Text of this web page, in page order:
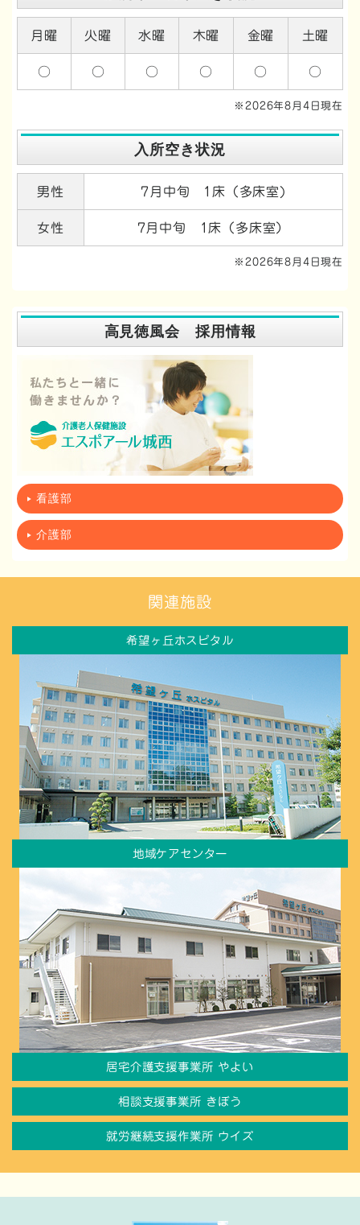
月曜 火曜 水曜 木曜 金曜 土曜
○ ○ ○ ○ ○ ○
※2026年8月4日現在
入所空き状況
男性 7月中旬 1床（多床室)
女性 7月中旬 1床（多床室）
※2026年8月4日現在
高見徳風会 採用情報
看護部
介護部
関連施設
希望ヶ丘ホスピタル
地域ケアセンター
居宅介護支援事業所 やよい
相談支援事業所 きぼう
就労継続支援作業所 ウイズ